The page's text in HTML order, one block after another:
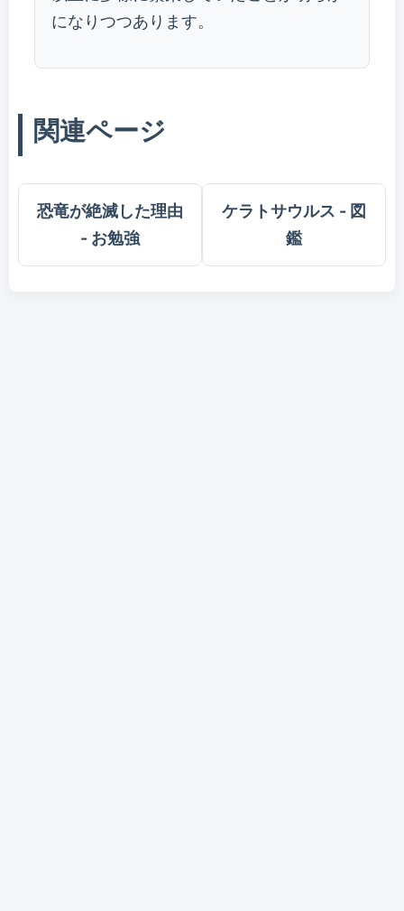
になりつつあります。
関連ページ
恐竜が絶滅した理由
- お勉強
ケラトサウルス - 図
鑑